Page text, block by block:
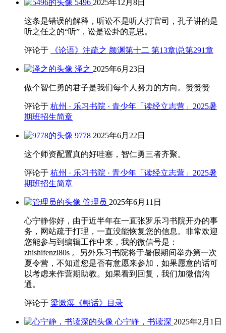
5496 2025年12月8日
这条是错误的解释，听讼不是听人打官司，孔子讲的是
听之任之的“听”，讼是讼卦的意思。
评论于 《论语》注疏之 颜渊第十二 第13章|总第291章
泽之 2025年6月23日
做个智仁勇的君子是我们每个人努力的方向。赞赞赞
评论于 杭州 · 乐习书院 · 青少年「读经立志营」2025暑
期班招生简章
9778 2025年6月22日
这个师资配置真的好哇塞，智仁勇三者齐聚。
评论于 杭州 · 乐习书院 · 青少年「读经立志营」2025暑
期班招生简章
管理员 2025年6月11日
心宁静你好，由于近半年在一直张罗乐习书院开办的事
务，网站疏于打理，一直没能恢复您的信息。非常欢迎
您能参与到编辑工作中来，我的微信号是：
zhishifenzi80s 。另外乐习书院将于暑假期间举办第一次
夏令营，不知道您是否有意愿来参加，如果愿意的话可
以考虑来作营期助教。如果看到回复，我们加微信沟
通。
评论于 梁漱溟《朝话》目录
心宁静，书读深 2025年2月1日